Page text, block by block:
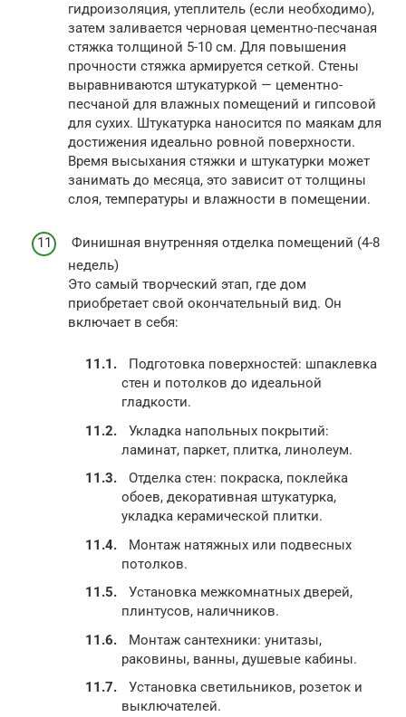
гидроизоляция, утеплитель (если необходимо),
затем заливается черновая цементно-песчаная
стяжка толщиной 5-10 см. Для повышения
прочности стяжка армируется сеткой. Стены
выравниваются штукатуркой — цементно-
песчаной для влажных помещений и гипсовой
для сухих. Штукатурка наносится по маякам для
достижения идеально ровной поверхности.
Время высыхания стяжки и штукатурки может
занимать до месяца, это зависит от толщины
слоя, температуры и влажности в помещении.
Финишная внутренняя отделка помещений (4-8
недель)
Это самый творческий этап, где дом
приобретает свой окончательный вид. Он
включает в себя:
Подготовка поверхностей: шпаклевка
стен и потолков до идеальной
гладкости.
Укладка напольных покрытий:
ламинат, паркет, плитка, линолеум.
Отделка стен: покраска, поклейка
обоев, декоративная штукатурка,
укладка керамической плитки.
Монтаж натяжных или подвесных
потолков.
Установка межкомнатных дверей,
плинтусов, наличников.
Монтаж сантехники: унитазы,
раковины, ванны, душевые кабины.
Установка светильников, розеток и
выключателей.